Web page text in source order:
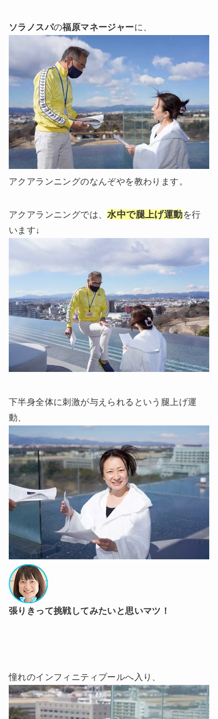
ソラノスパの福原マネージャーに、
アクアランニングのなんぞやを教わります。
アクアランニングでは、水中で腿上げ運動を行
います↓
下半身全体に刺激が与えられるという腿上げ運
動、
張りきって挑戦してみたいと思いマツ！
憧れのインフィニティプールへ入り、